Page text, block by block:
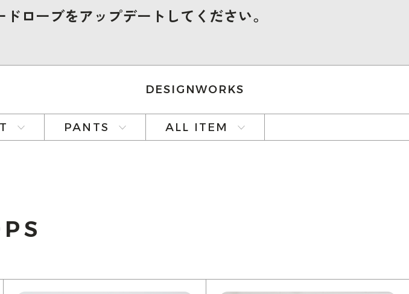
ローブをアップデートしてください。
DESIGNWORKS
PANTS ALL ITEM